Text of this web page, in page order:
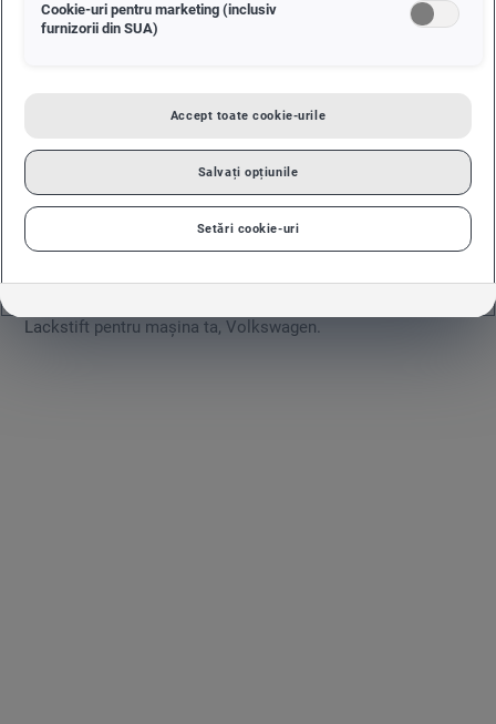
Vino la BAVARIA Motors și Baia Mare și află cum poți utiliza
Lackstift pentru mașina ta, Volkswagen.
Cookie-uri pentru marketing (inclusiv
furnizorii din SUA)
Accept toate cookie-urile
Salvați opțiunile
Setări cookie-uri